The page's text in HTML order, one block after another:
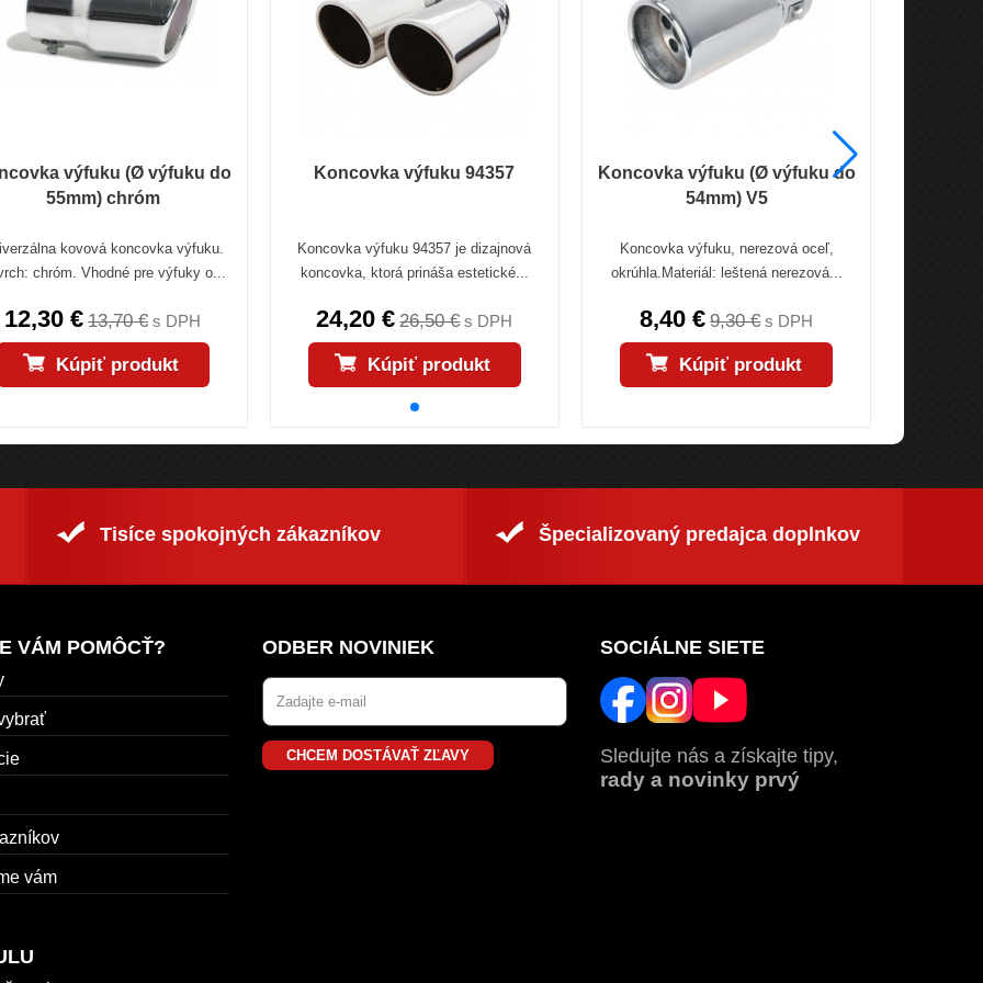
výfuku (Ø výfuku do
55mm) chróm
kovová koncovka výfuku.
chróm. Vhodné pre výfuky o...
12,30 € 13,70 € s DPH
Kúpiť produkt
Koncovka výfuku 94357
Koncovka výfuku 94357 je dizajnová
koncovka, ktorá prináša estetické...
24,20 € 26,50 €s DPH
Kúpiť produkt
Koncovka výfuku (Ø výfuku do
54mm) V5
Koncovka výfuku, nerezová oceľ,
okrúhla.Materiál: leštená nerezová...
8,40 € 9,30 €s DPH
Kúpiť produkt
Tisíce spokojných zákazníkov Špecializovaný predajca doplnkov
VÁM POMÔCŤ?
vám
ODBER NOVINIEK
CHCEM DOSTÁVAŤ ZĽAVY
SOCIÁLNE SIETE
Sledujte nás a získajte tipy,
rady a novinky prvý